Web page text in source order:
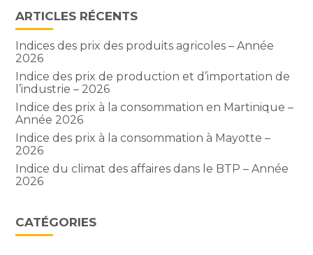
ARTICLES RÉCENTS
Indices des prix des produits agricoles – Année
2026
Indice des prix de production et d’importation de
l’industrie – 2026
Indice des prix à la consommation en Martinique –
Année 2026
Indice des prix à la consommation à Mayotte –
2026
Indice du climat des affaires dans le BTP – Année
2026
CATÉGORIES